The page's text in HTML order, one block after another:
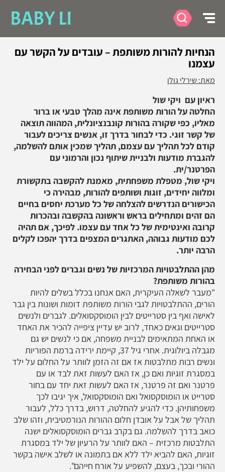
BABY LI
הנחיות להורות משותפת – עובדים על הקשר עם
עצמנו
מאת: שירלי גולן
ראיון עם ויקי שול
החלטה על הורות משותפת אינה מהלך טבעי או ברור
מאליו, כפי שקורה בהורות קונבנציונלית, המהווה תוצאה
של קשר זוגי. כדי לבחור בדרך זו, אנשים צריכים לעבור
קודם לכל תהליך עם עצמם, תהליך שמכין אותם להשלמה,
להגברת מודעות ולבניית שיתוף נכון והרמוני עם
הפרטנר/ית.
ויקי שול, מטפלת משפחתית, מאמנת להקשבה בתקשורת
ומלווה יחידים, זוגות ושותפים להורות, מבהירה כי
הכישורים הנדרשים להצלחה של כל מערכת יחסים בחיים
הם זהים ומתחילים בראש וראשונה בהקשבה ובהכרות
קרובה ואינטימית של כל אחד עם עצמו. לפיכך, אם תהיה
לכם מודעות גבוהה, האתגרים המצפים בדרך יהפכו לקלים
הרבה יותר.
מהן ההתלבטויות המרכזיות של נשים וגברים לפני הבחירה
בהורות משותפת?
"מעבר לשאלה העיקרית, האם אנחנו בכלל בשלים להיות
הורים, ההתלבטויות לגבי הורות משותפת דומות ושונות בין גבר
לאישה ואף בין סטרייטים לבין הומוסקסואלים. לגברים ולנשים
סטרייטים וגאים כאחד, לרוב יש עדיין ציפייה להכיר את האחד
או האחת המתאימים לבניית משפחה, אם כי לנשים יש גם
מגבלה ביולוגית. אחרי גיל 37, קיימת ירידה ברמת הפוריות
ונשים רבות מתלבטות אז אם זה הזמן לוותר על החלום על ילד
במסגרת זוגיות ואם כן, אז האם לעשות זאת לבד או עם
פרטנר ואם זה פרטנר, אז האם לעשות זאת יחד עם בחור
סטרייט או הומוסקסואל ואם הומוסקסואל, איך יגיבו לכך
משפחותיהן. כדי להגיע להחלטה, דרוש, בדרך כלל, לעבור
תהליך של אבל על אובדן חלום ההורות הנורמטיבית, וזהו שלב
כואב בדרך להשלמה. גם בקרב גברים הומוסקסואלים ישנה
התלבטות מרכזית – האם לוותר על הרעיון של ילד במסגרת
זוגיות, האם להביא ילד ללא אם בתמונה או לשלב אישה בקשר
ההורי ובכך, בעצם, להשפיע על אורח חייהם".